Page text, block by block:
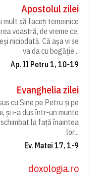
Apostolul zilei
mult să faceți temeinice
voastră, de vreme ce,
niciodată. Că așa vi se
va da cu bogăție...
Ap. II Petru 1, 10-19
Evanghelia zilei
cu Sine pe Petru și pe
și i-a dus într-un munte
la față înaintea
lor...
Ev. Matei 17, 1-9
doxologia.ro